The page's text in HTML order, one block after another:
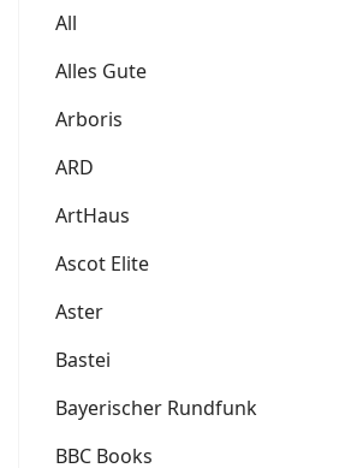
All
Alles Gute
Arboris
ARD
ArtHaus
Ascot Elite
Aster
Bastei
Bayerischer Rundfunk
BBC Books